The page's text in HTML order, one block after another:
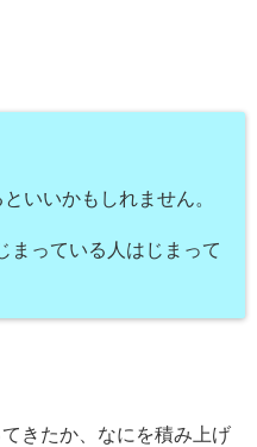
いいかもしれません。
まっている人はじまって
きたか、なにを積み上げ